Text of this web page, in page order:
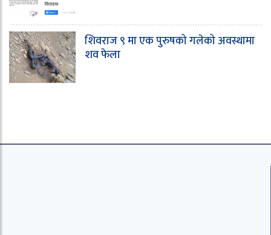
शिवराज ९ मा एक पुरुषको गलेको अवस्थामा
शव फेला